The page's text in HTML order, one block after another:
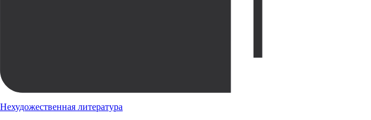
Нехудожественная литература